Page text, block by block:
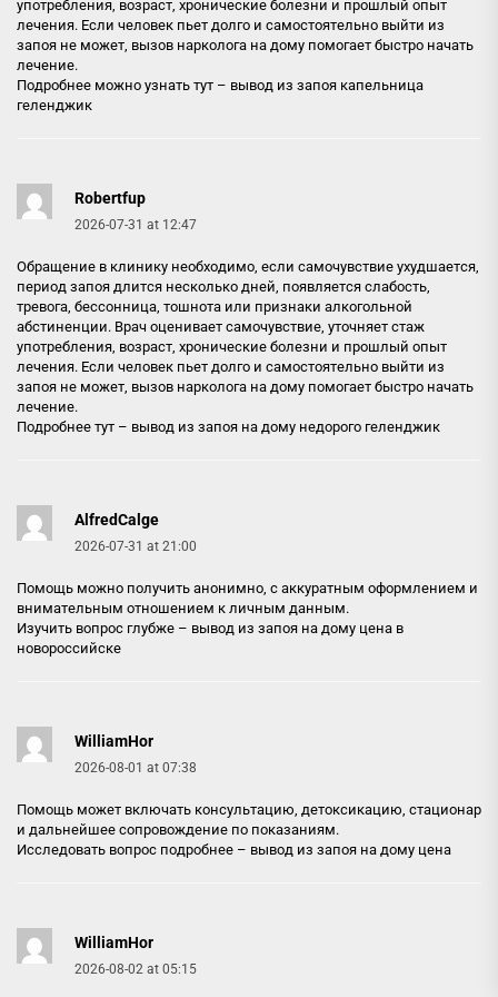
употребления, возраст, хронические болезни и прошлый опыт
лечения. Если человек пьет долго и самостоятельно выйти из
запоя не может, вызов нарколога на дому помогает быстро начать
лечение.
Подробнее можно узнать тут – вывод из запоя капельница
геленджик
Robertfup
2026-07-31 at 12:47
Обращение в клинику необходимо, если самочувствие ухудшается,
период запоя длится несколько дней, появляется слабость,
тревога, бессонница, тошнота или признаки алкогольной
абстиненции. Врач оценивает самочувствие, уточняет стаж
употребления, возраст, хронические болезни и прошлый опыт
лечения. Если человек пьет долго и самостоятельно выйти из
запоя не может, вызов нарколога на дому помогает быстро начать
лечение.
Подробнее тут – вывод из запоя на дому недорого геленджик
AlfredCalge
2026-07-31 at 21:00
Помощь можно получить анонимно, с аккуратным оформлением и
внимательным отношением к личным данным.
Изучить вопрос глубже – вывод из запоя на дому цена в
новороссийске
WilliamHor
2026-08-01 at 07:38
Помощь может включать консультацию, детоксикацию, стационар
и дальнейшее сопровождение по показаниям.
Исследовать вопрос подробнее – вывод из запоя на дому цена
WilliamHor
2026-08-02 at 05:15